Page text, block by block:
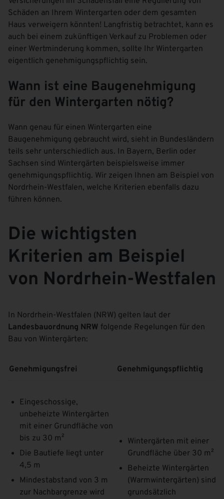
Schäden an Ihrem Wintergarten oder dem gesamten
Haus verweigern könnten! Langfristig betrachtet, kann es
auch bei einem zukünftigen Verkauf zu Problemen oder
einer Wertminderung kommen, sollte Ihr Wintergarten
eigentlich genehmigungspflichtig sein.
Wann ist eine Baugenehmigung
für den Wintergarten nötig?
Wann genau für einen Wintergarten eine
Baugenehmigung gebraucht wird, sieht in Bundesländern
teils sehr unterschiedlich aus. In Bayern, Berlin oder
Sachsen sind Wintergärten beispielsweise immer
genehmigungspflichtig. Wir zeigen Ihnen am Beispiel von
Nordrhein-Westfalen, welche Kriterien ebenfalls dazu
führen können.
Die wichtigsten
Kriterien am Beispiel
von Nordrhein-Westfalen
In Nordrhein-Westfalen (NRW) gelten laut der
Landesbauordnung NRW folgende Regelungen für den
Bau von Wintergärten:
Genehmigungsfrei Genehmigungspflichtig
Eingeschossige,
unbeheizte Wintergärten
mit einer Grundfläche von
bis zu 30 m²
Die Bautiefe liegt unter
4,5 m
Mindestabstand von 3 m
zur Nachbargrenze wird
Wintergärten mit einer
Grundfläche über 30 m²
Beheizte Wintergärten
(Warmwintergärten) sind
grundsätzlich